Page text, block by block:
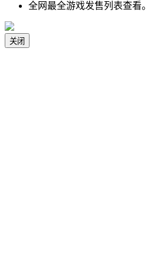
全网最全游戏发售列表查看。
关闭